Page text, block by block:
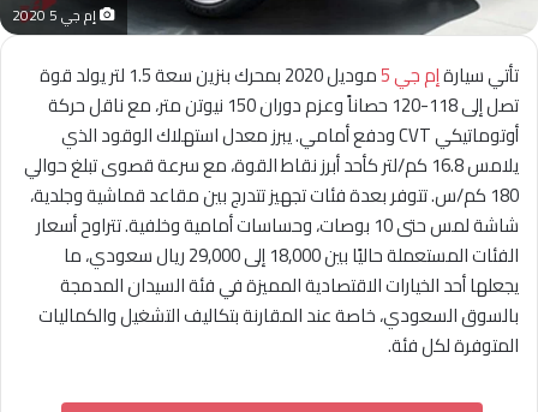
إم جي 5 2020
تأتي سيارةإم جي 5
موديل 2020 بمحرك بنزين سعة 1.5 لتر يولد قوة
تصل إلى 118-120 حصاناً وعزم دوران 150 نيوتن متر، مع ناقل حركة
أوتوماتيكي CVT ودفع أمامي. يبرز معدل استهلاك الوقود الذي
يلامس 16.8 كم/لتر كأحد أبرز نقاط القوة، مع سرعة قصوى تبلغ حوالي
180 كم/س. تتوفر بعدة فئات تجهيز تتدرج بين مقاعد قماشية وجلدية،
شاشة لمس حتى 10 بوصات، وحساسات أمامية وخلفية. تتراوح أسعار
الفئات المستعملة حاليًا بين 18,000 إلى 29,000 ريال سعودي، ما
يجعلها أحد الخيارات الاقتصادية المميزة في فئة السيدان المدمجة
بالسوق السعودي، خاصة عند المقارنة بتكاليف التشغيل والكماليات
المتوفرة لكل فئة.